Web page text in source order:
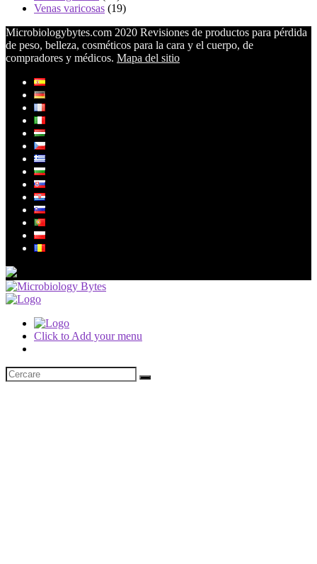
Venas varicosas (19)
Microbiologybytes.com 2020 Revisiones de productos para pérdida
de peso, belleza, cosméticos para la cara y el cuerpo, de
compradores y médicos. Mapa del sitio
Click to Add your menu